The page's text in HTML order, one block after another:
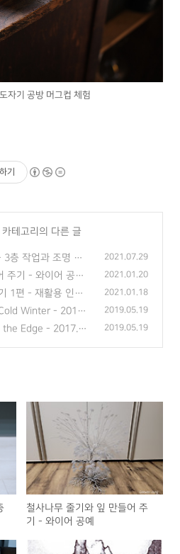
자기 공방 머그컵 체험
기
카테고리의 다른 글
층 작업과 조명 설
2021.07.29
주기 - 와이어 공예 2021.01.20
1편 - 재활용 인테
2021.01.18
Winter - 2018.0
2019.05.19
the Edge - 2017.09.
2019.05.19
철사나무 줄기와 잎 만들어 주
기 - 와이어 공예